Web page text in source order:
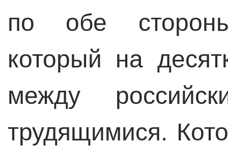
по обе
который на
между
трудящимися.